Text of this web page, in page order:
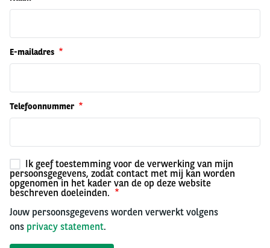
E-mailadres
Telefoonnummer
Ik geef toestemming voor de verwerking van mijn
persoonsgegevens, zodat contact met mij kan worden
opgenomen in het kader van de op deze website
beschreven doeleinden.
Jouw persoonsgegevens worden verwerkt volgens
ons privacy statement.